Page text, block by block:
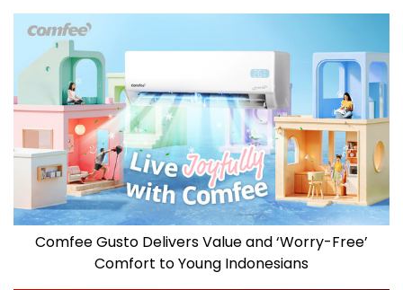
Comfee Gusto Delivers Value and ‘Worry-Free’
Comfort to Young Indonesians